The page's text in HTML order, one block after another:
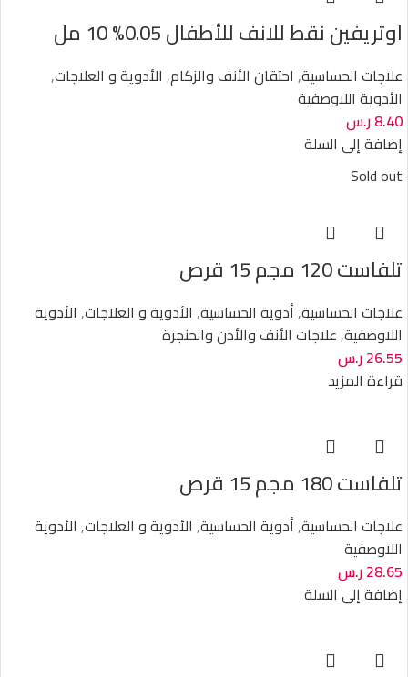
اوتريفين نقط للانف للأطفال 0.05% 10 مل
علاجات الحساسية, احتقان الأنف والزكام, الأدوية و العلاجات,
الأدوية اللاوصفية
8.40ر.س
إضافة إلى السلة
Sold out
تلفاست 120 مجم 15 قرص
علاجات الحساسية,أدوية الحساسية, الأدوية و العلاجات, الأدوية
اللاوصفية,علاجات الأنف والأذن والحنجرة
26.55ر.س
قراءة المزيد
تلفاست 180 مجم 15 قرص
علاجات الحساسية,أدوية الحساسية, الأدوية و العلاجات, الأدوية
اللاوصفية
28.65ر.س
إضافة إلى السلة